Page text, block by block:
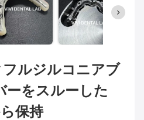
ルジルコニアブ
ーをスルーした
保持